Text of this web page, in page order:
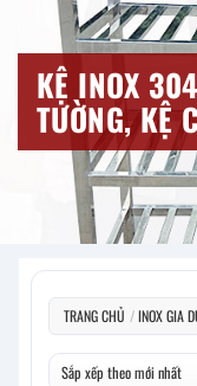
KỆ INOX
TƯỜNG, KỆ
TRANG CHỦ / INOX GIA